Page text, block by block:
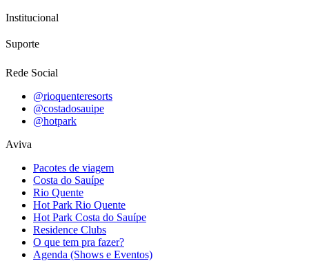
Institucional
Suporte
Rede Social
@rioquenteresorts
@costadosauipe
@hotpark
Aviva
Pacotes de viagem
Costa do Sauípe
Rio Quente
Hot Park Rio Quente
Hot Park Costa do Sauípe
Residence Clubs
O que tem pra fazer?
Agenda (Shows e Eventos)